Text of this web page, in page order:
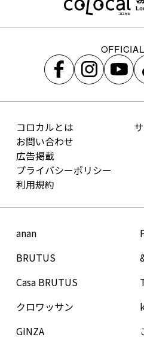
コロカルとは
お問い合わせ
広告掲載
プライバシーポリシー
利用規約
anan
BRUTUS
Casa BRUTUS
クロワッサン
GINZA